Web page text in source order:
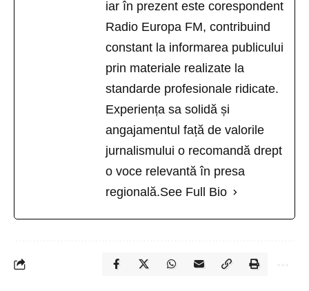
iar în prezent este corespondent
Radio Europa FM, contribuind
constant la informarea publicului
prin materiale realizate la
standarde profesionale ridicate.
Experiența sa solidă și
angajamentul față de valorile
jurnalismului o recomandă drept
o voce relevantă în presa
regională.See Full Bio